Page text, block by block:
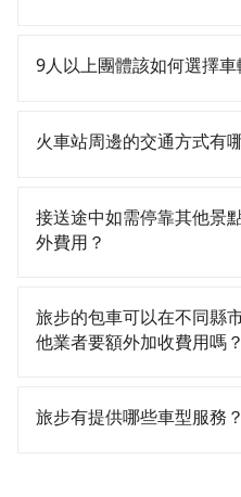
假設4位同行，高鐵加轉乘
如果全程使用tripool並到
可以比坐車快，但卻要額
對於不是這麼趕時間的人
車共乘服務，最多可再節
$115~205承租小轎車，每
回），雖已將eTag和可能
估進去，但額外的汽車保
Yaris、Prius C、Vios這類
數超過四位，更是沒有較
擇，而且無人租車最令人
修理，每一次租車都好像
會遇到明明已經預約了時
還，又或者要還車時卻偏
雖然路邊隨租隨還看似方
域的限制，實際可停靠的
灣大車隊、Uber、Line
跳錶計算，價格約為
選擇。
9人以上團體該如何選擇車
9人以上之廂型車，其實屬
中型巴士或大型遊覽車。
行照不符，連司機的駕照
給賭上。通常人數沒有超
與一台小轎車比較划算，
台確認。
火車站周邊的交通方式有
方式： 公車或客運：乘坐
站，相對便宜經濟。 計程
開火車站，是最便利的，
接送途中如需停靠其他景
外費用？
靠，您可以參考我們的「
公里內，需額外支付 200
外支付費用。
旅步的包車可以在不同縣
他業者要額外加收費用嗎？
於偏遠地區，我們提供的
旅步有提供哪些車型服務